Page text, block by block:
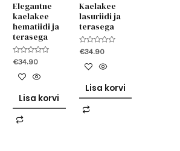
Elegantne
kaelakee
hematiidi ja
terasega
Hinnanguga
0
€34.90
Lisa korvi
Kaelakee
lasuriidi ja
terasega
Hinnanguga
0
€34.90
Lisa korvi